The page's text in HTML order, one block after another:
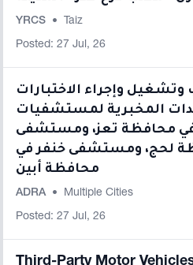
YRCS • Taiz
Posted: 27 Jul, 26
وتشغيل وإجراء الاختبارات
المخبرية لمستشفيات
محافظة تعز، ومستشفى
لحج، ومستشفى خنفر في
محافظة أبين
ADRA • Multiple Cities
Posted: 27 Jul, 26
Third-Party Motor